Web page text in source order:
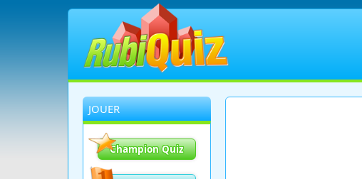
JOUER
Champion Quiz